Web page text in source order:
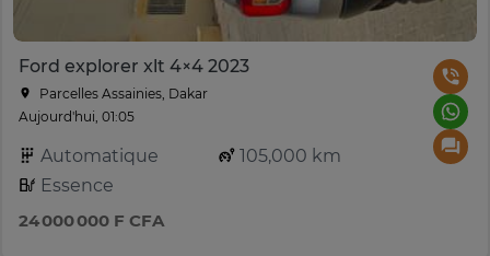
Ford explorer xlt 4×4 2023
Parcelles Assainies, Dakar
Aujourd'hui, 01:05
Automatique
105,000 km
Essence
24 000 000 F CFA